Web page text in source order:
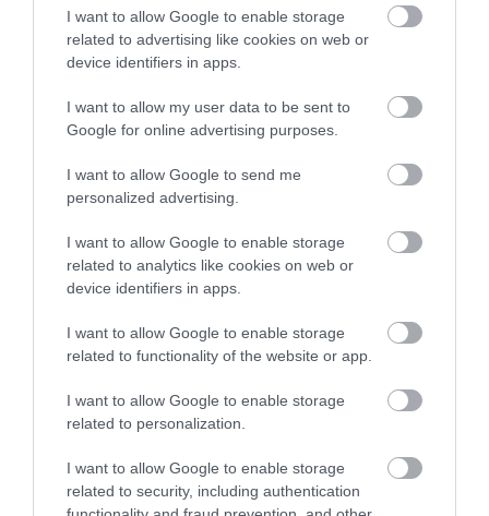
I want to allow Google to enable storage
related to advertising like cookies on web or
device identifiers in apps.
I want to allow my user data to be sent to
Google for online advertising purposes.
I want to allow Google to send me
personalized advertising.
I want to allow Google to enable storage
related to analytics like cookies on web or
device identifiers in apps.
I want to allow Google to enable storage
related to functionality of the website or app.
I want to allow Google to enable storage
related to personalization.
I want to allow Google to enable storage
related to security, including authentication
DAVID ATTENBOROUGH 100
MEGTANÍTOTTA A VILÁGNAK,
HOGYAN KELL NÉZNI A
2026-05-08
AZ OKOZTA A RÁKOT
2026-04-23